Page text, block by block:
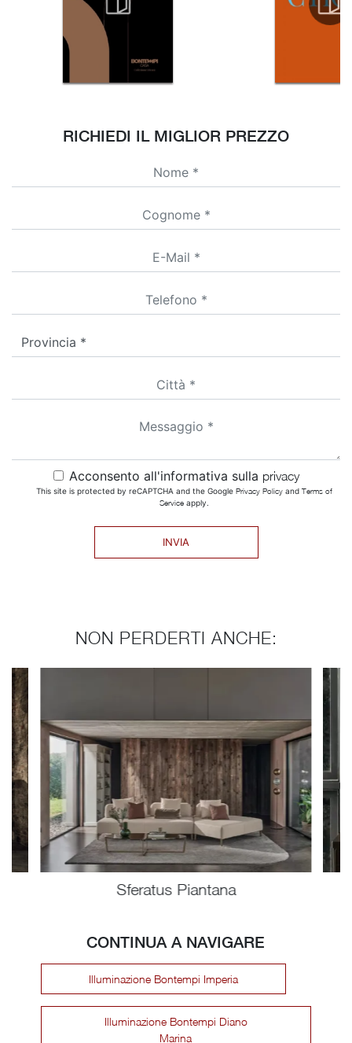
RICHIEDI IL MIGLIOR PREZZO
Acconsento all'informativa sulla privacy
This site is protected by reCAPTCHA and the Google Privacy Policyand Terms of
Serviceapply.
INVIA
NON PERDERTI ANCHE:
Sferatus Piantana
CONTINUA A NAVIGARE
Illuminazione Bontempi Imperia
Illuminazione Bontempi Diano
Marina